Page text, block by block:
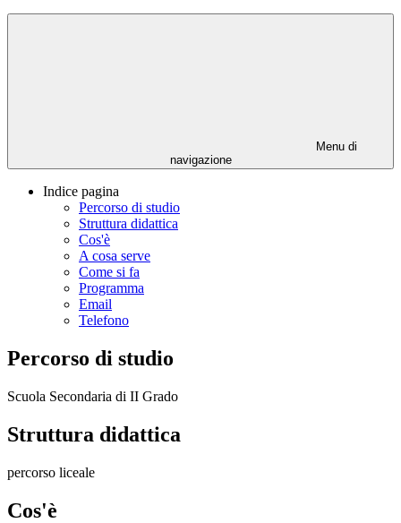
Menu di
navigazione
Indice pagina
Percorso di studio
Struttura didattica
Cos'è
A cosa serve
Come si fa
Programma
Email
Telefono
Percorso di studio
Scuola Secondaria di II Grado
Struttura didattica
percorso liceale
Cos'è